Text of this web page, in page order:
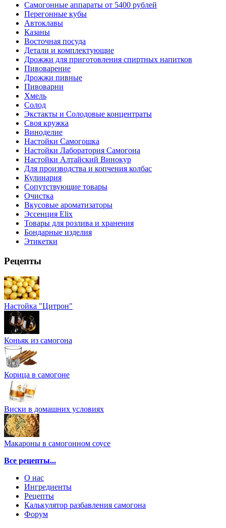
Самогонные аппараты от 5400 рублей
Перегонные кубы
Автоклавы
Казаны
Восточная посуда
Детали и комплектующие
Дрожжи для приготовления спиртных напитков
Пивоварение
Дрожжи пивные
Пивоварни
Хмель
Солод
Экстакты и Солодовые концентраты
Своя кружка
Виноделие
Настойки Самогошка
Настойки Лаборатория Самогона
Настойки Алтайский Винокур
Для производства и копчения колбас
Кулинария
Сопутствующие товары
Очистка
Вкусовые ароматизаторы
Эссенция Elix
Товары для розлива и хранения
Бондарные изделия
Этикетки
Рецепты
Настойка "Цитрон"
Коньяк из самогона
Корица в самогоне
Виски в домашних условиях
Макароны в самогонном соусе
Все рецепты...
О нас
Ингредиенты
Рецепты
Калькулятор разбавления самогона
Форум